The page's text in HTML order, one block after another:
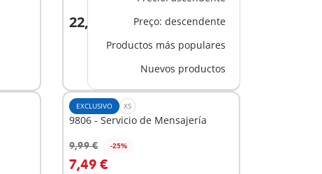
Preço: descendente
Productos más populares
Nuevos productos
22,99 €
A la cesta
EXCLUSIVO XS
9806 - Servicio de Mensajería
9,99 € -25%
7,49 €